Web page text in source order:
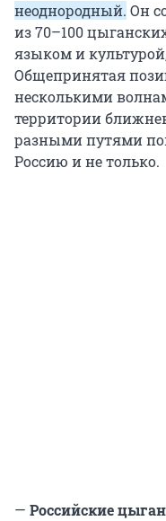
неоднородный. Он
из 70–100
языком и
Общепринятая
несколькими
территории
разными путями
Россию и не только.
— Российские